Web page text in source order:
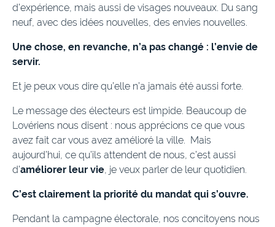
d’expérience, mais aussi de visages nouveaux. Du sang
neuf, avec des idées nouvelles, des envies nouvelles.
Une chose, en revanche, n’a pas changé : l’envie de
servir.
Et je peux vous dire qu’elle n’a jamais été aussi forte.
Le message des électeurs est limpide. Beaucoup de
Lovériens nous disent : nous apprécions ce que vous
avez fait car vous avez amélioré la ville. Mais
aujourd’hui, ce qu’ils attendent de nous, c’est aussi
d’améliorer leur vie, je veux parler de leur quotidien.
C’est clairement la priorité du mandat qui s’ouvre.
Pendant la campagne électorale, nos concitoyens nous